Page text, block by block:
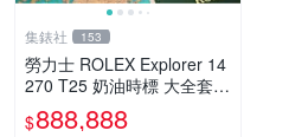
集錶社 153
勞力士 ROLEX Explorer 14
270 T25 奶油時標 大全套
［交流］
$888,888